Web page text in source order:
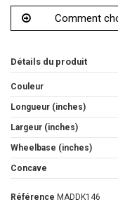
Comment
Détails du produit
Couleur
Longueur (inches)
Largeur (inches)
Wheelbase (inches)
Concave
Référence MADDK146